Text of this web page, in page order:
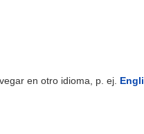
en otro idioma, p. ej.